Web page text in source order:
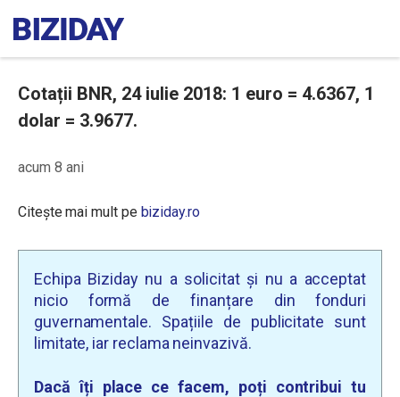
Cotații BNR, 24 iulie 2018: 1 euro = 4.6367, 1
dolar = 3.9677.
acum 8 ani
Citește mai mult pe biziday.ro
Echipa Biziday nu a solicitat și nu a acceptat
nicio formă de finanțare din fonduri
guvernamentale. Spațiile de publicitate sunt
limitate, iar reclama neinvazivă.
Dacă îți place ce facem, poți contribui tu